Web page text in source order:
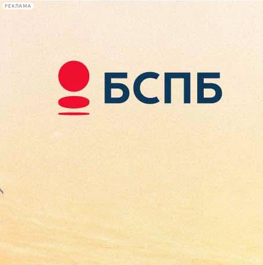
РЕКЛАМА
Сегодня:
2026.08.09
06:55
Афиша Plus